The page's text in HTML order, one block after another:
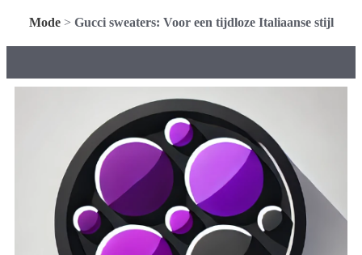
Mode> Gucci sweaters: Voor een tijdloze Italiaanse stijl